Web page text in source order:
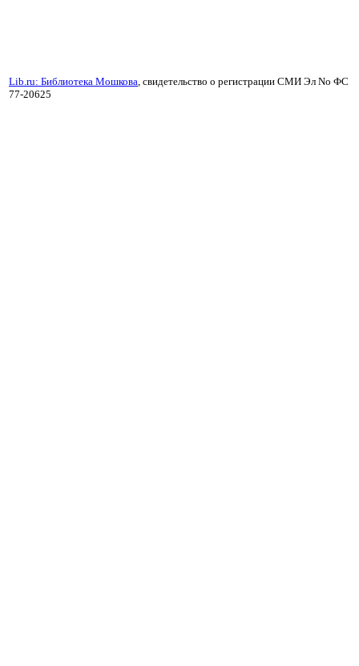
Lib.ru: Библиотека Мошкова , свидетельство о регистрации СМИ Эл No ФС
77-20625